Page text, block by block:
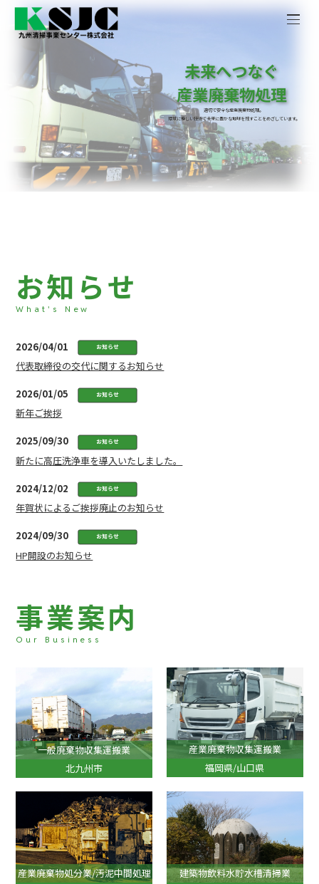
未来へつなぐ
産業廃棄物処理
適切で安全な産業廃棄物処理。
環境に優しい技術で未来に豊かな地球を残すことをめざしています。
お知 ら せ
What's New
2026/04/01 お知らせ
代表取締役の交代に関するお知らせ
2026/01/05 お知らせ
新年ご挨拶
2025/09/30 お知らせ
新たに高圧洗浄車を導入いたしました。
2024/12/02 お知らせ
年賀状によるご挨拶廃止のお知らせ
2024/09/30 お知らせ
HP開設のお知らせ
事業案内
Our Business
一般廃棄物収集運搬業
北九州市
産業廃棄物収集運搬業
福岡県/山口県
産業廃棄物処分業/汚泥中間処理
建築物飲料水貯水槽清掃業